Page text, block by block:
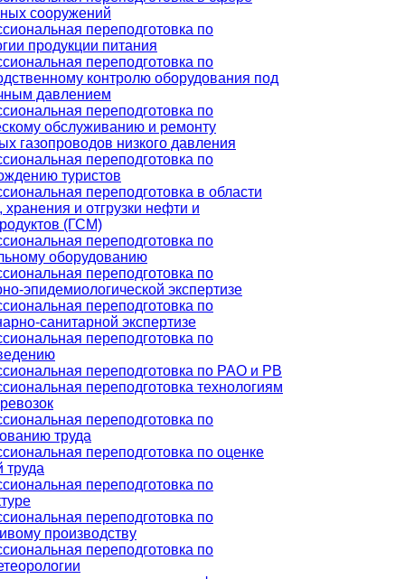
сооружений
переподготовка по
продукции питания
переподготовка по
контролю оборудования под
давлением
переподготовка по
обслуживанию и ремонту
газопроводов низкого давления
переподготовка по
туристов
переподготовка в области
и отгрузки нефти и
(ГСМ)
переподготовка по
оборудованию
переподготовка по
эпидемиологической экспертизе
переподготовка по
санитарной экспертизе
переподготовка по
переподготовка по РАО и РВ
переподготовка технологиям
переподготовка по
труда
переподготовка по оценке
труда
переподготовка по
переподготовка по
производству
переподготовка по